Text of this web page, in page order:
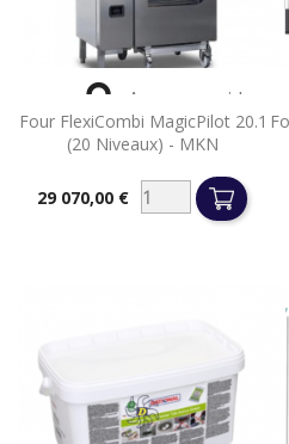
Four FlexiCombi MagicPilot 20.1
(20 Niveaux) - MKN
Prix
29 070,00 €
 Aperçu rapide